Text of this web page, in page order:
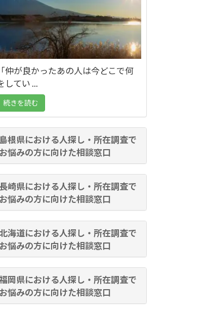
「仲が良かったあの人は今どこで何
してい ...
続きを読む
島根県における人探し・所在調査で
お悩みの方に向けた相談窓口
長崎県における人探し・所在調査で
お悩みの方に向けた相談窓口
海道における人探し・所在調査で
お悩みの方に向けた相談窓口
岡県における人探し・所在調査で
お悩みの方に向けた相談窓口